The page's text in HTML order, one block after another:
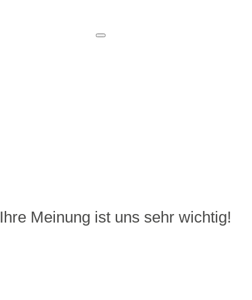
Ihre Meinung ist uns sehr wichtig!